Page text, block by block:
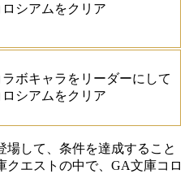
シアムをクリア
ボキャラをリーダーにして
シアムをクリア
して、条件を達成すること
クエストの中で、GA文庫コロ